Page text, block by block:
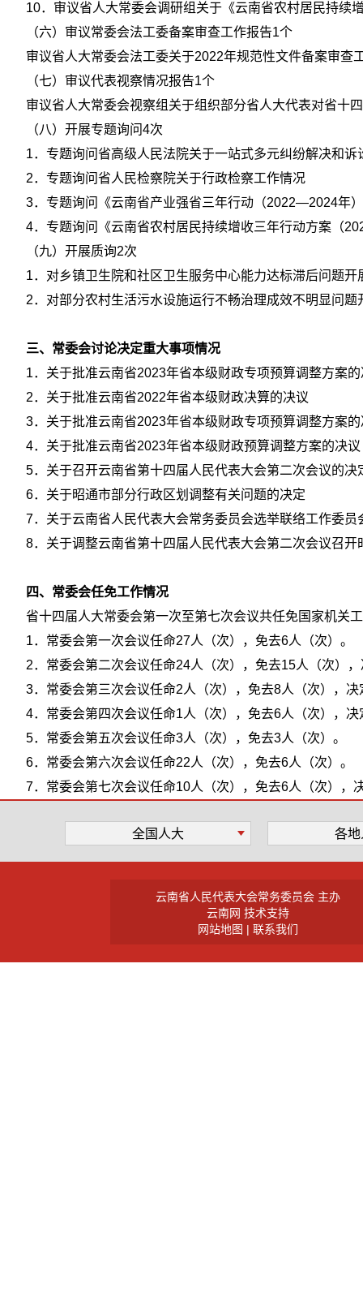
10．审议省人大常委会调研组关于《云南省农村居民持
（六）审议常委会法工委备案审查工作报告1个
审议省人大常委会法工委关于2022年规范性文件备案审查
（七）审议代表视察情况报告1个
审议省人大常委会视察组关于组织部分省人大代表对省十
（八）开展专题询问4次
1．专题询问省高级人民法院关于一站式多元纠纷解决和
2．专题询问省人民检察院关于行政检察工作情况
3．专题询问《云南省产业强省三年行动（2022—2024年
4．专题询问《云南省农村居民持续增收三年行动方案（
（九）开展质询2次
1．对乡镇卫生院和社区卫生服务中心能力达标滞后问题开
2．对部分农村生活污水设施运行不畅治理成效不明显问题
三、常委会讨论决定重大事项情况
1．关于批准云南省2023年省本级财政专项预算调整方案
2．关于批准云南省2022年省本级财政决算的决议
3．关于批准云南省2023年省本级财政专项预算调整方案
4．关于批准云南省2023年省本级财政预算调整方案的决议
5．关于召开云南省第十四届人民代表大会第二次会议的决
6．关于昭通市部分行政区划调整有关问题的决定
7．关于云南省人民代表大会常务委员会选举联络工作委
8．关于调整云南省第十四届人民代表大会第二次会议召
四、常委会任免工作情况
省十四届人大常委会第一次至第七次会议共任免国家机关
1．常委会第一次会议任命27人（次），免去6人（次）。
2．常委会第二次会议任命24人（次），免去15人（次）
3．常委会第三次会议任命2人（次），免去8人（次），
4．常委会第四次会议任命1人（次），免去6人（次），
5．常委会第五次会议任命3人（次），免去3人（次）。
6．常委会第六次会议任命22人（次），免去6人（次）。
7．常委会第七次会议任命10人（次），免去6人（次），
全国人大 各
云南省人民代表大会常务委员会 主办
云南网 技术支持
网站地图 | 联系我们